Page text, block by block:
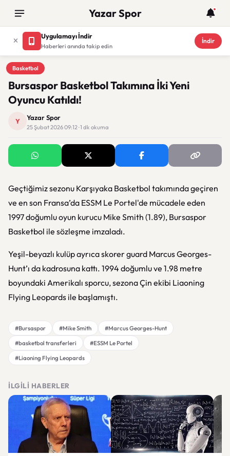
Yazar Spor
Uygulamayı İndir
Haberleri anında takip edin
İndir
Basketbol
Basketbol
Bursaspor Basketbol Takımına İki Yeni
Oyuncu Katıldı!
Y Yazar Spor
25 Şubat 2026 09:12 · 1 dk okuma
Geçtiğimiz sezonu Karşıyaka Basketbol takımında geçiren
ve en son Fransa’da ESSM Le Portel'de mücadele eden
1997 doğumlu oyun kurucu Mike Smith (1.89), Bursaspor
Basketbol ile sözleşme imzaladı.
Yeşil-beyazlı kulüp ayrıca skorer guard Marcus Georges-
Hunt’ı da kadrosuna kattı. 1994 doğumlu ve 1.98 metre
boyundaki Amerikalı sporcu, sezona Çin ekibi Liaoning
Flying Leopards ile başlamıştı.
#Bursaspor #Mike Smith
#Marcus Georges-Hunt
#basketbol transferleri
#ESSM Le Portel
#Liaoning Flying Leopards
İLGILI HABERLER